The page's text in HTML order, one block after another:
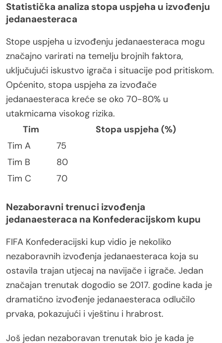
Statistička analiza stopa uspjeha u izvođenju
jedanaesteraca
Stope uspjeha u izvođenju jedanaesteraca mogu
značajno varirati na temelju brojnih faktora,
uključujući iskustvo igrača i situacije pod pritiskom.
Općenito, stopa uspjeha za izvođače
jedanaesteraca kreće se oko 70-80% u
utakmicama visokog rizika.
Tim
Stopa uspjeha (%)
Tim A
75
Tim B
80
Tim C
70
Nezaboravni trenuci izvođenja
jedanaesteraca na Konfederacijskom kupu
FIFA Konfederacijski kup vidio je nekoliko
nezaboravnih izvođenja jedanaesteraca koja su
ostavila trajan utjecaj na navijače i igrače. Jedan
značajan trenutak dogodio se 2017. godine kada je
dramatično izvođenje jedanaesteraca odlučilo
prvaka, pokazujući i vještinu i hrabrost.
Još jedan nezaboravan trenutak bio je kada je